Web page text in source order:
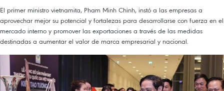
El primer ministro vietnamita, Pham Minh Chinh, instó a las empresas a
aprovechar mejor su potencial y fortalezas para desarrollarse con fuerza en el
mercado interno y promover las exportaciones a través de las medidas
destinadas a aumentar el valor de marca empresarial y nacional.